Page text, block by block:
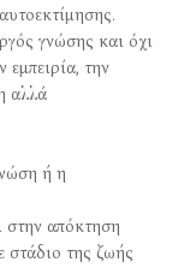
γνώσης και όχι
την
αλλά
ή η
στην απόκτηση
στάδιο της ζωής